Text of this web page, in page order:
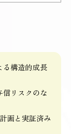
る構造的成長
リスクのな
画と実証済み